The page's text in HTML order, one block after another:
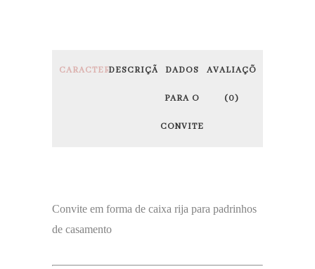
CARACTERÍSTICAS
DESCRIÇÃODADOS
PARA O
CONVITE
AVALIAÇÕES
(0)
Convite em forma de caixa rija para padrinhos
de casamento